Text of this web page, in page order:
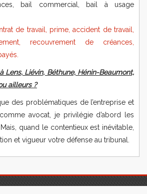
bail commercial, bail à usage
de travail, prime, accident de travail,
recouvrement de créances,
Lens, Liévin, Béthune, Hénin-Beaumont,
ailleurs ?
des problématiques de l’entreprise et
avocat, je privilégie d’abord les
quand le contentieux est inévitable,
et vigueur votre défense au tribunal.